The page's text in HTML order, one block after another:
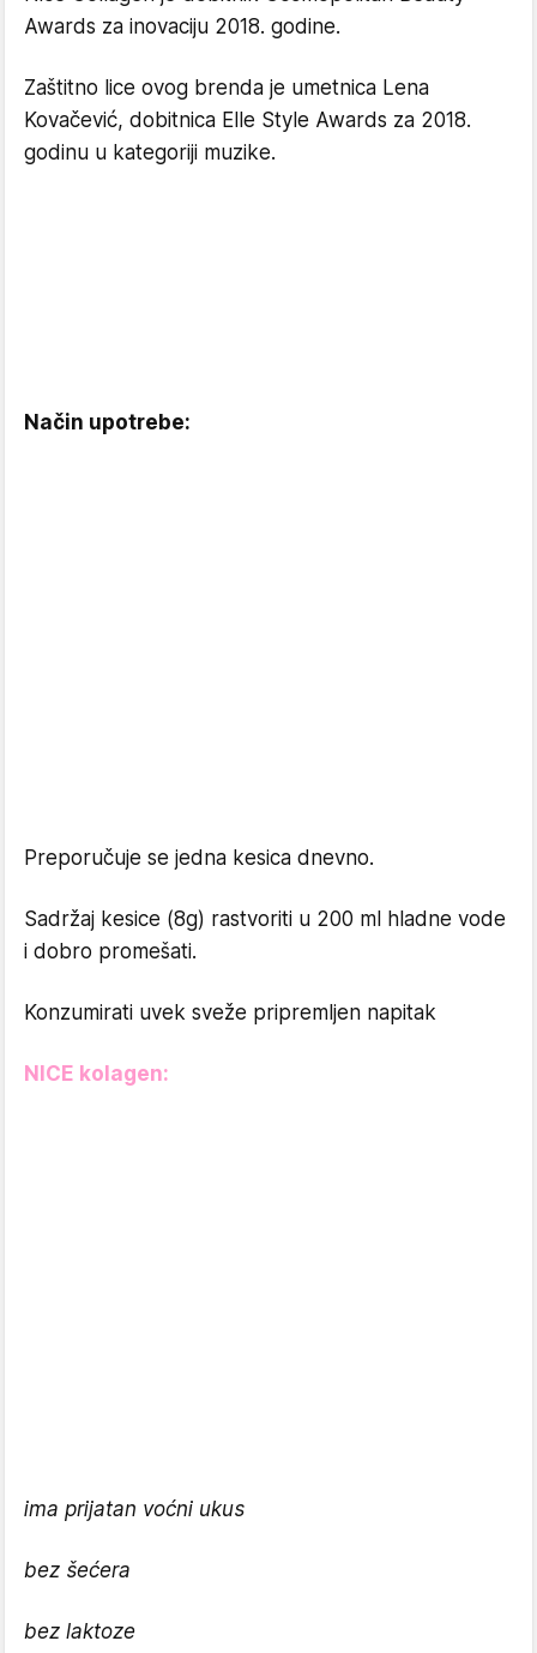
Awards za inovaciju 2018. godine.
Zaštitno lice ovog brenda je umetnica Lena
Kovačević, dobitnica Elle Style Awards za 2018.
godinu u kategoriji muzike.
Način upotrebe:
Preporučuje se jedna kesica dnevno.
Sadržaj kesice (8g) rastvoriti u 200 ml hladne vode
i dobro promešati.
Konzumirati uvek sveže pripremljen napitak
NICE kolagen:
ima prijatan voćni ukus
bez šećera
bez laktoze